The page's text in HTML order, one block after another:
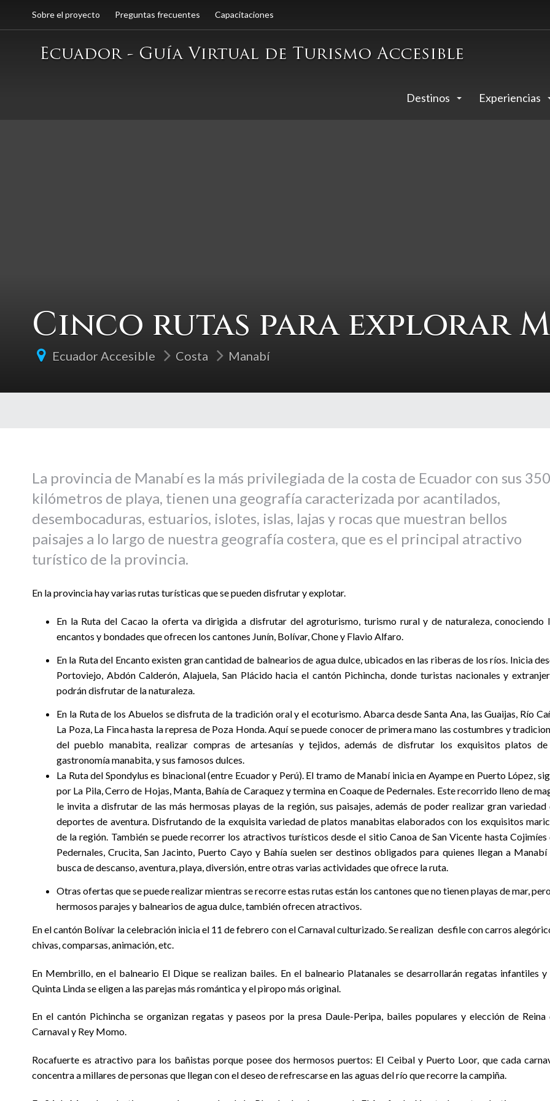
Sobre el proyecto Preguntas frecuentes Capacitaciones
Destinos Experiencias
Cinco rutas para explorar
Ecuador Accesible Costa Manabí
La provincia de Manabí es la más privilegiada de la costa de Ecuador con sus 350
kilómetros de playa, tienen una geografía caracterizada por acantilados,
desembocaduras, estuarios, islotes, islas, lajas y rocas que muestran bellos
paisajes a lo largo de nuestra geografía costera, que es el principal atractivo
turístico de la provincia.
En la provincia hay varias rutas turísticas que se pueden disfrutar y explotar.
En la Ruta del Cacao la oferta va dirigida a disfrutar del agroturismo, turismo rural y de naturaleza, conociendo
encantos y bondades que ofrecen los cantones Junín, Bolívar, Chone y Flavio Alfaro.
En la Ruta del Encanto existen gran cantidad de balnearios de agua dulce, ubicados en las riberas de los ríos. Inicia
Portoviejo, Abdón Calderón, Alajuela, San Plácido hacia el cantón Pichincha, donde turistas nacionales y
podrán disfrutar de la naturaleza.
En la Ruta de los Abuelos se disfruta de la tradición oral y el ecoturismo. Abarca desde Santa Ana, las Guaijas, Río
La Poza, La Finca hasta la represa de Poza Honda. Aquí se puede conocer de primera mano las costumbres y
del pueblo manabita, realizar compras de artesanías y tejidos, además de disfrutar los exquisitos platos
gastronomía manabita, y sus famosos dulces.
La Ruta del Spondylus es binacional (entre Ecuador y Perú). El tramo de Manabí inicia en Ayampe en Puerto López,
por La Pila, Cerro de Hojas, Manta, Bahía de Caraquez y termina en Coaque de Pedernales. Este recorrido lleno de
le invita a disfrutar de las más hermosas playas de la región, sus paisajes, además de poder realizar gran variedad
deportes de aventura. Disfrutando de la exquisita variedad de platos manabitas elaborados con los exquisitos
de la región. También se puede recorrer los atractivos turísticos desde el sitio Canoa de San Vicente hasta Cojimíes
Pedernales, Crucita, San Jacinto, Puerto Cayo y Bahía suelen ser destinos obligados para quienes llegan a Manabí
busca de descanso, aventura, playa, diversión, entre otras varias actividades que ofrece la ruta.
Otras ofertas que se puede realizar mientras se recorre estas rutas están los cantones que no tienen playas de mar,
hermosos parajes y balnearios de agua dulce, también ofrecen atractivos.
En el cantón Bolívar la celebración inicia el 11 de febrero con el Carnaval culturizado. Se realizan desfile con carros
chivas, comparsas, animación, etc.
En Membrillo, en el balneario El Dique se realizan bailes. En el balneario Platanales se desarrollarán regatas infantiles y
Quinta Linda se eligen a las parejas más romántica y el piropo más original.
En el cantón Pichincha se organizan regatas y paseos por la presa Daule-Peripa, bailes populares y elección de Reina
Carnaval y Rey Momo.
Rocafuerte es atractivo para los bañistas porque posee dos hermosos puertos: El Ceibal y Puerto Loor, que cada
concentra a millares de personas que llegan con el deseo de refrescarse en las aguas del río que recorre la campiña.